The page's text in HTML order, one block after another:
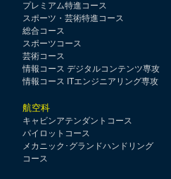
プレミアム特進コース
スポーツ・芸術特進コース
総合コース
スポーツコース
芸術コース
情報コース デジタルコンテンツ専攻
情報コース ITエンジニアリング専攻
航空科
キャビンアテンダントコース
パイロットコース
メカニック･グランドハンドリング
コース